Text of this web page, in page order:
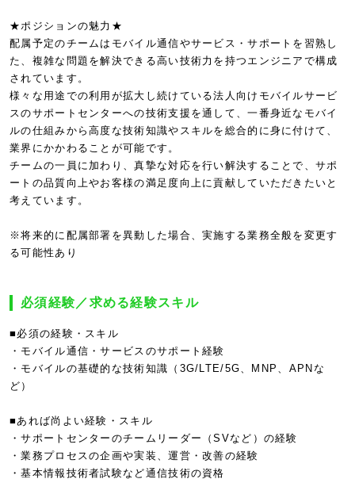
★ポジションの魅力★
配属予定のチームはモバイル通信やサービス・サポートを習熟し
た、複雑な問題を解決できる高い技術力を持つエンジニアで構成
されています。
様々な用途での利用が拡大し続けている法人向けモバイルサービ
スのサポートセンターへの技術支援を通して、一番身近なモバイ
ルの仕組みから高度な技術知識やスキルを総合的に身に付けて、
業界にかかわることが可能です。
チームの一員に加わり、真摯な対応を行い解決することで、サポ
ートの品質向上やお客様の満足度向上に貢献していただきたいと
考えています。
※将来的に配属部署を異動した場合、実施する業務全般を変更す
る可能性あり
必須経験／求める経験スキル
■必須の経験・スキル
・モバイル通信・サービスのサポート経験
・モバイルの基礎的な技術知識（3G/LTE/5G、MNP、APNな
ど）
■あれば尚よい経験・スキル
・サポートセンターのチームリーダー（SVなど）の経験
・業務プロセスの企画や実装、運営・改善の経験
・基本情報技術者試験など通信技術の資格